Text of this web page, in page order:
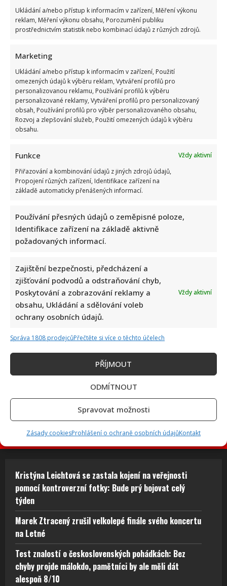
Ukládání a/nebo přístup k informacím v zařízení, Měření výkonu
reklam, Měření výkonu obsahu, Porozumění publiku
prostřednictvím statistik nebo kombinací údajů z různých zdrojů.
Marketing
Ukládání a/nebo přístup k informacím v zařízení, Použití
omezených údajů k výběru reklam, Vytváření profilů pro
personalizovanou reklamu, Používání profilů k výběru
personalizované reklamy, Vytváření profilů pro personalizovaný
obsah, Používání profilů pro výběr personalizovaného obsahu,
Rozvoj a zlepšování služeb, Použití omezených údajů k výběru
obsahu.
Funkce
Vždy aktivní
Přiřazování a kombinování údajů z jiných zdrojů údajů,
Propojení různých zařízení, Identifikace zařízení na
základě automaticky přenášených informací.
Používání přesných údajů o zeměpisné poloze,
Identifikace zařízení na základě aktivně
požadovaných informací.
Zajištění bezpečnosti, předcházení a
zjišťování podvodů a odstraňování chyb,
Poskytování a zobrazování reklamy a
obsahu, Ukládání a sdělování voleb
ochrany osobních údajů.
Vždy aktivní
Správa 1808 prodejcůPřečtěte si více o těchto účelech
PŘÍJMOUT
ODMÍTNOUT
Spravovat možnosti
Zásady cookiesProhlášení o ochraně osobních údajůKontakt
Marek Ztracený zrušil velkolepé finále svého koncertu na
Letné
projde málokdo, pamětníci by ale měli dát alespoň 8/10
Petr Macinka se pochlubil vzácnými fotkami své dcery z
oslavy narozenin: Fanoušci lichotí celé rodině
Leoš Mareš odhalil, kolik stojí synovo studium na Floridě:
Jde o více než milion ročně
Kristýna Leichtová se zastala kojení na veřejnosti
pomocí kontroverzní fotky: Bude prý bojovat celý
týden
Marek Ztracený zrušil velkolepé finále svého koncertu
na Letné
Test znalostí o československých pohádkách: Bez
chyby projde málokdo, pamětníci by ale měli dát
alespoň 8/10